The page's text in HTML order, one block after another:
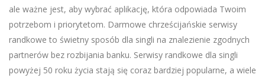
ale ważne jest, aby wybrać aplikację, która odpowiada Twoim
potrzebom i priorytetom. Darmowe chrześcijańskie serwisy
randkowe to świetny sposób dla singli na znalezienie zgodnych
partnerów bez rozbijania banku. Serwisy randkowe dla singli
powyżej 50 roku życia stają się coraz bardziej popularne, a wiele